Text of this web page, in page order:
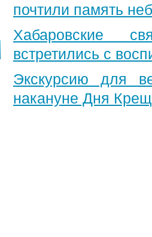
почтили память
Хабаровские
встретились с
Экскурсию для
накануне Дня